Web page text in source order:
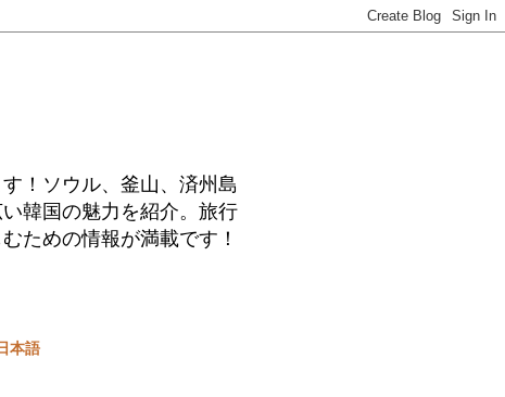
！ソウル、釜山、済州島
韓国の魅力を紹介。旅行
ための情報が満載です！
本語